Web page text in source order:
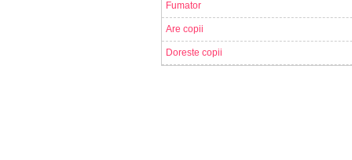
Fumator
Are copii
Doreste copii